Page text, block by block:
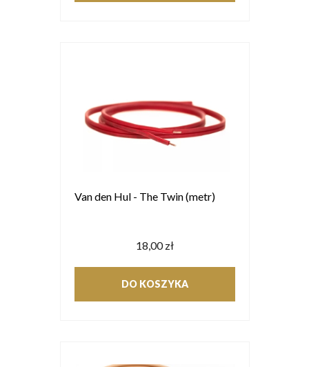
Van den Hul - The Twin (metr)
18,00 zł
DO KOSZYKA